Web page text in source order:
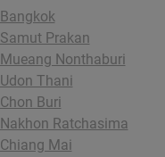
Bangkok
Samut Prakan
Mueang Nonthaburi
Udon Thani
Chon Buri
Nakhon Ratchasima
Chiang Mai